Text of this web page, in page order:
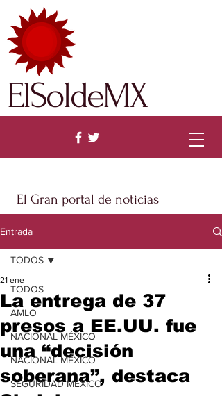
El Gran portal de noticias
ElSoldeMX
Entrada
TODOS
AMLO
NACIONAL MÉXICO
NACIONAL MÉXICO
SEGURIDAD MÉXICO
TODOS
La entrega de 37
presos a EE.UU. fue
una “decisión
soberana”, destaca
21 ene